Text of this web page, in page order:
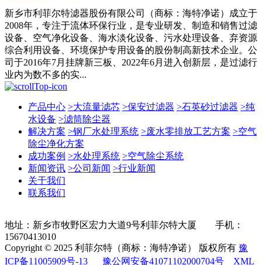
新乡市利菲尔特滤器股份有限公司（商标：海特净诺）成立于
2008年，专注于流体环保行业，是专业研发、制造和销售过滤
设备、空气净化设备、海水淡化设备、污水处理设备、弃资源
综合利用设备、环境保护专用设备的股份制高新技术企业。公
司于2016年7月挂牌新三板、2022年6月进入创新层，是过滤行
业内为数不多的实...
产品中心 >大流量滤芯 >保安过滤器 >石英砂过滤器 >纯
水设备 >滤筒除尘器
解决方案 >钢厂水处理系统 >废水零排放工艺方案 >空气
除尘净化方案
成功案例 >水处理系统 >空气除尘系统
新闻资讯 >公司新闻 >行业新闻
关于我们
联系我们
地址：新乡市牧野区宏力大道9号利菲尔特大厦 手机：
15670413010
Copyright © 2025 利菲尔特（商标：海特净诺） 版权所有 豫
ICP备11005909号-13
豫公网安备41071102000704号 XML